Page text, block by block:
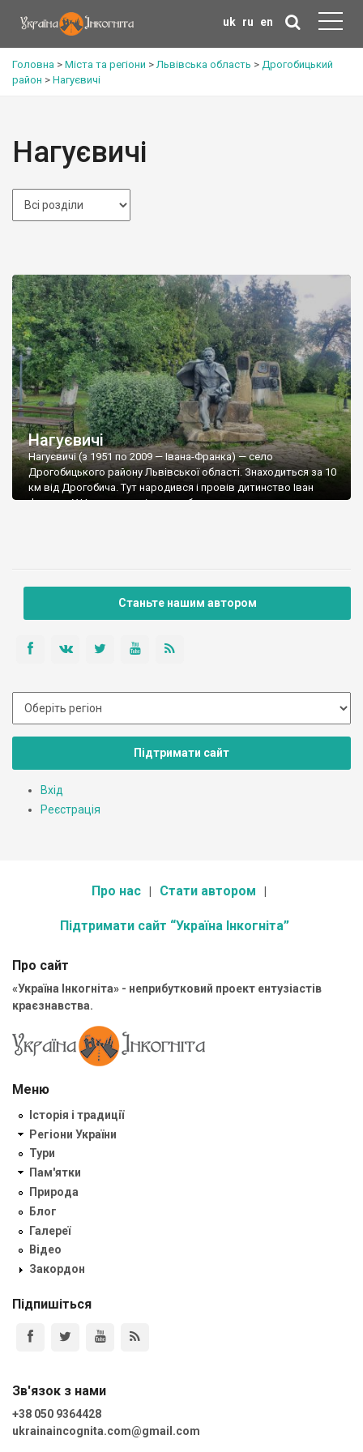
uk ru en
Головна > Міста та регіони >Львівська область > Дрогобицький
район > Нагуєвичі
Нагуєвичі
Нагуєвичі
Нагуєвичі (з 1951 по 2009 — Івана-Франка) — село
Дрогобицького району Львівської області. Знаходиться за 10
км від Дрогобича. Тут народився і провів дитинство Іван
Франко. У Нагуєвичах він часто бував, коли навчався у
Станьте нашим автором
Підтримати сайт
Вхід
Реєстрація
Про нас Стати автором
Підтримати сайт “Україна Інкогніта”
Про сайт
«Україна Інкогніта» - неприбутковий проект ентузіастів
краєзнавства.
Меню
Історія і традиції
Регіони України
Тури
Пам'ятки
Природа
Блог
Галереї
Відео
Закордон
Підпишіться
Зв'язок з нами
+38 050 9364428
ukrainaincognita.com@gmail.com